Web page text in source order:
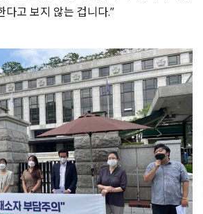
다고 보지 않는 겁니다.”